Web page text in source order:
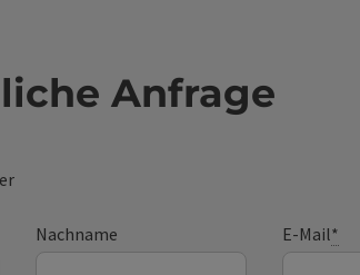
Anfrage
Nachname E-Mail*